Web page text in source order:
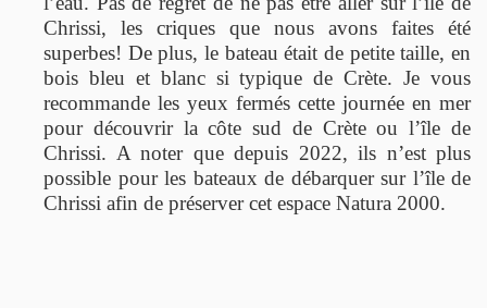
Chrissi, les criques que nous avons faites été
superbes! De plus, le bateau était de petite taille, en
bois bleu et blanc si typique de Crète. Je vous
recommande les yeux fermés cette journée en mer
pour découvrir la côte sud de Crète ou l’île de
Chrissi. A noter que depuis 2022, ils n’est plus
possible pour les bateaux de débarquer sur l’île de
Chrissi afin de préserver cet espace Natura 2000.